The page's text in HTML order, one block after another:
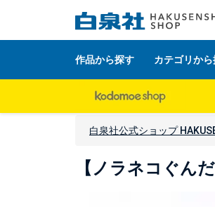
作品から探す カテゴリか
白泉社公式ショップ
【ノラネコぐん